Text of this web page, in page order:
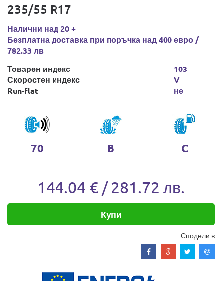
235/55 R17
Налични над 20 +
Безплатна доставка при поръчка над 400 евро /
782.33 лв
Товарен индекс
Скоростен индекс
Run-flat
103
V
не
70 B C
144.04 € / 281.72 лв.
Купи
Сподели в